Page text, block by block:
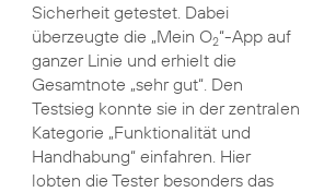
Sicherheit getestet. Dabei
überzeugte die „Mein O2“-App auf
ganzer Linie und erhielt die
Gesamtnote „sehr gut“. Den
Testsieg konnte sie in der zentralen
Kategorie „Funktionalität und
Handhabung“ einfahren. Hier
lobten die Tester besonders das